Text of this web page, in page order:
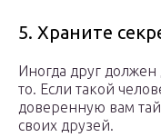
5. Храните
Иногда друг должен
то. Если такой
доверенную вам
своих друзей.